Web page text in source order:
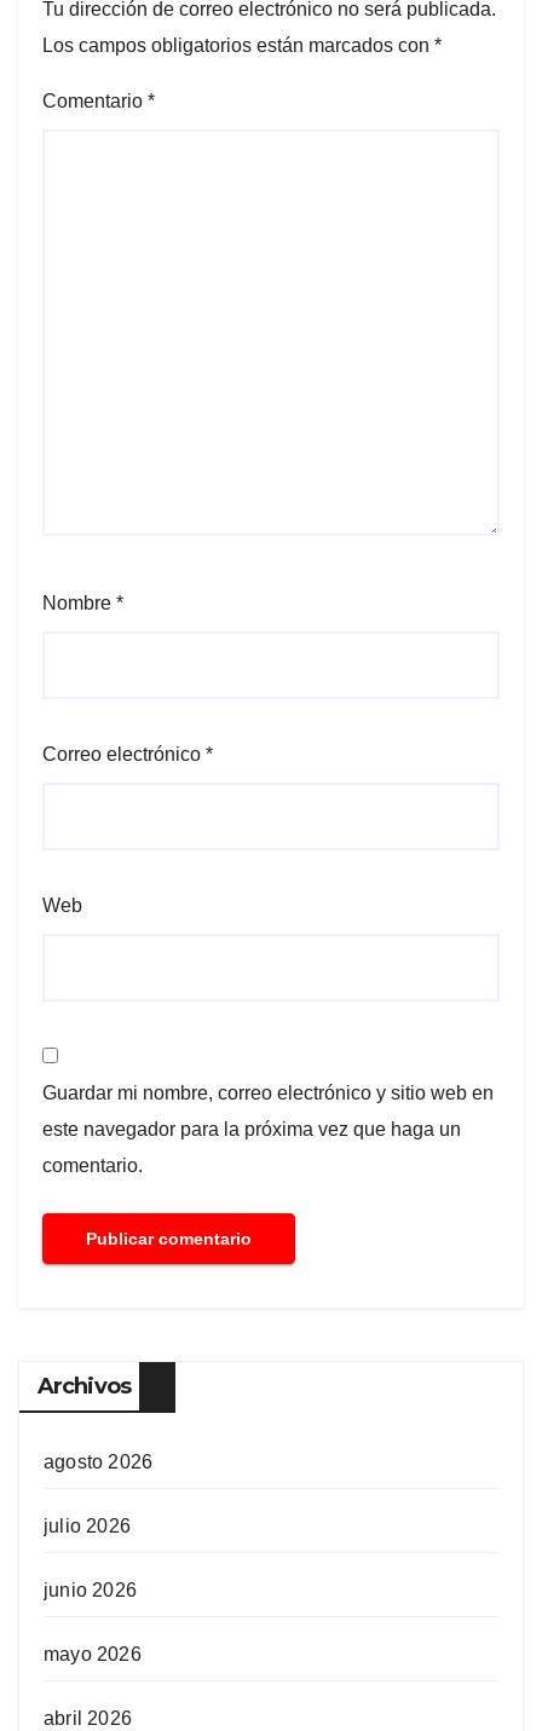
Tu dirección de correo electrónico no será publicada.
Los campos obligatorios están marcados con *
Comentario *
Nombre *
Correo electrónico *
Web
Guardar mi nombre, correo electrónico y sitio web en
este navegador para la próxima vez que haga un
comentario.
Archivos
agosto 2026
julio 2026
junio 2026
mayo 2026
abril 2026